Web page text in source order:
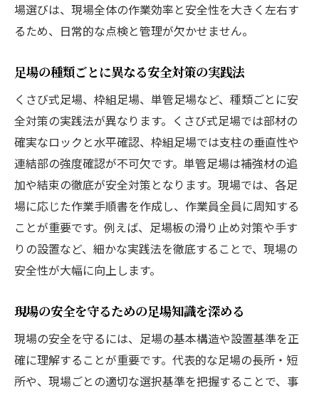
場選びは、現場全体の作業効率と安全性を大きく左右す
るため、日常的な点検と管理が欠かせません。
足場の種類ごとに異なる安全対策の実践法
くさび式足場、枠組足場、単管足場など、種類ごとに安
全対策の実践法が異なります。くさび式足場では部材の
確実なロックと水平確認、枠組足場では支柱の垂直性や
連結部の強度確認が不可欠です。単管足場は補強材の追
加や結束の徹底が安全対策となります。現場では、各足
場に応じた作業手順書を作成し、作業員全員に周知する
ことが重要です。例えば、足場板の滑り止め対策や手す
りの設置など、細かな実践法を徹底することで、現場の
安全性が大幅に向上します。
現場の安全を守るための足場知識を深める
現場の安全を守るには、足場の基本構造や設置基準を正
確に理解することが重要です。代表的な足場の長所・短
所や、現場ごとの適切な選択基準を把握することで、事